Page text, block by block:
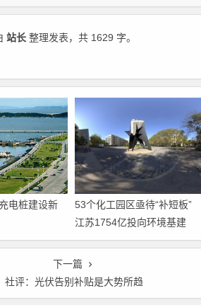
站长 整理发表，共 1629 字。
电桩建设新
53个化工园区亟待“补短板”
江苏1754亿投向环境基建
下一篇
社评：光伏告别补贴是大势所趋